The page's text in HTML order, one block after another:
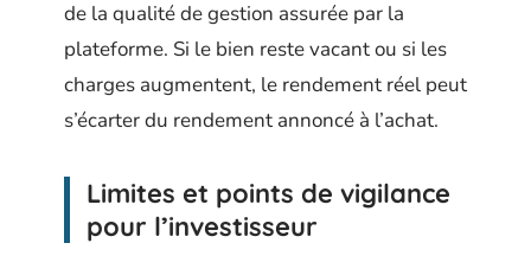
de la qualité de gestion assurée par la
plateforme. Si le bien reste vacant ou si les
charges augmentent, le rendement réel peut
s’écarter du rendement annoncé à l’achat.
Limites et points de vigilance
pour l’investisseur